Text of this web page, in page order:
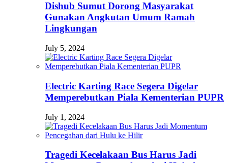
Dishub Sumut Dorong Masyarakat
Gunakan Angkutan Umum Ramah
Lingkungan
July 5, 2024
Electric Karting Race Segera Digelar
Memperebutkan Piala Kementerian PUPR
July 1, 2024
Tragedi Kecelakaan Bus Harus Jadi